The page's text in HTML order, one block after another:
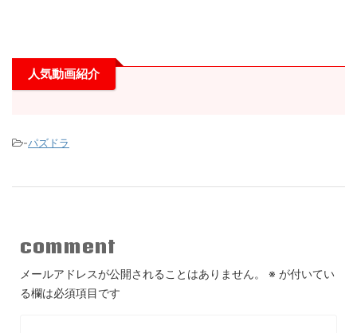
人気動画紹介
-パズドラ
comment
メールアドレスが公開されることはありません。 ※ が付いてい
る欄は必須項目です